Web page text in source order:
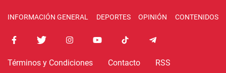
INFORMACIÓN GENERAL DEPORTES OPINIÓN CONTENIDOS
Términos y Condiciones Contacto RSS